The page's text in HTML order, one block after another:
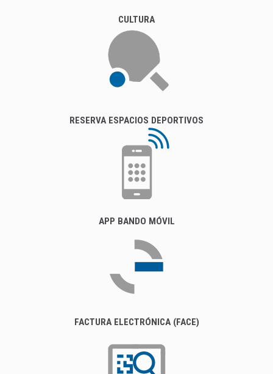
CULTURA
RESERVA ESPACIOS DEPORTIVOS
APP BANDO MÓVIL
FACTURA ELECTRÓNICA (FACE)